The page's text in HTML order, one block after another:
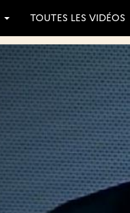
TOUTES LES VIDÉOS